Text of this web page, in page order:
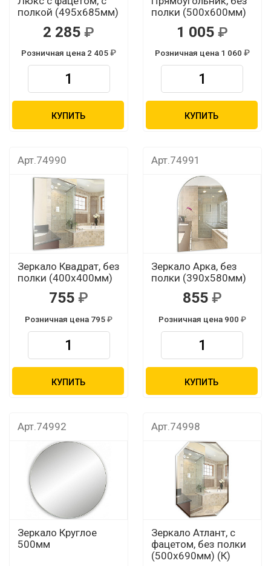
полкой (495х685мм)
2 285
Розничная цена 2 405
КУПИТЬ
полки (500х600мм)
1 005
Розничная цена 1 060
КУПИТЬ
Арт.74990
Зеркало Квадрат, без
полки (400х400мм)
755
Розничная цена 795
КУПИТЬ
Арт.74991
Зеркало Арка, без
полки (390х580мм)
855
Розничная цена 900
КУПИТЬ
Арт.74992
Зеркало Круглое
500мм
Арт.74998
Зеркало Атлант, с
фацетом, без полки
(500х690мм) (К)